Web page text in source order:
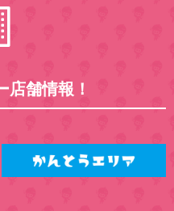
店舗情報！